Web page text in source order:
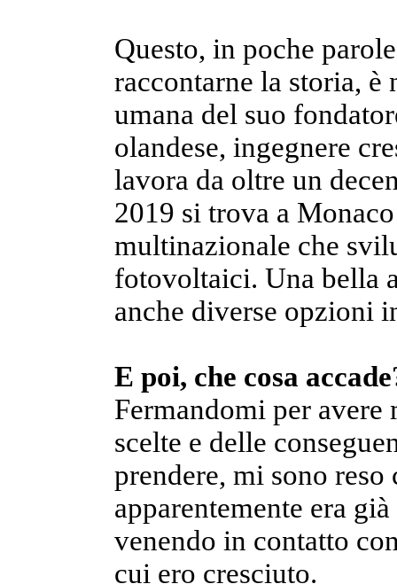
Questo, in poche
raccontarne la storia, è
umana del suo
olandese, ingegnere
lavora da oltre un
2019 si trova a
multinazionale che
fotovoltaici. Una bella
anche diverse opzioni
E poi, che cosa
Fermandomi per avere
scelte e delle
prendere, mi sono
apparentemente era
venendo in contatto
cui ero cresciuto.